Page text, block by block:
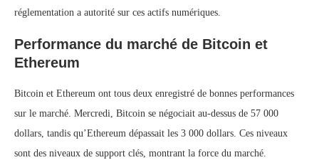
réglementation a autorité sur ces actifs numériques.
Performance du marché de Bitcoin et
Ethereum
Bitcoin et Ethereum ont tous deux enregistré de bonnes performances
sur le marché. Mercredi, Bitcoin se négociait au-dessus de 57 000
dollars, tandis qu’Ethereum dépassait les 3 000 dollars. Ces niveaux
sont des niveaux de support clés, montrant la force du marché.